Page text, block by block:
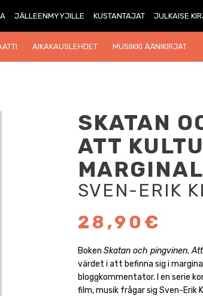
JÄLLEENMYYJILLE KUSTANTAJAT JULKAISE
AIKAKAUSLEHDET MUSIIKKI ÄÄNIKIRJAT
SKATAN
ATT
SVEN-ERIK
28,90€
Boken Skatan och pingvinen.
värdet i att befinna sig i
bloggkommentator. I en serie
film, musik frågar sig Sven-Erik